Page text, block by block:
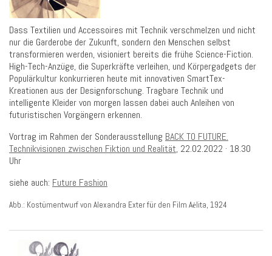
Dass Textilien und Accessoires mit Technik verschmelzen und nicht
nur die Garderobe der Zukunft, sondern den Menschen selbst
transformieren werden, visioniert bereits die frühe Science-Fiction.
High-Tech-Anzüge, die Superkräfte verleihen, und Körpergadgets der
Populärkultur konkurrieren heute mit innovativen SmartTex-
Kreationen aus der Designforschung. Tragbare Technik und
intelligente Kleider von morgen lassen dabei auch Anleihen von
futuristischen Vorgängern erkennen.
Vortrag im Rahmen der Sonderausstellung BACK TO FUTURE.
Technikvisionen zwischen Fiktion und Realität, 22.02.2022 · 18.30
Uhr
siehe auch: Future Fashion
Abb.: Kostümentwurf von Alexandra Exterfür den Film Aėlita, 1924